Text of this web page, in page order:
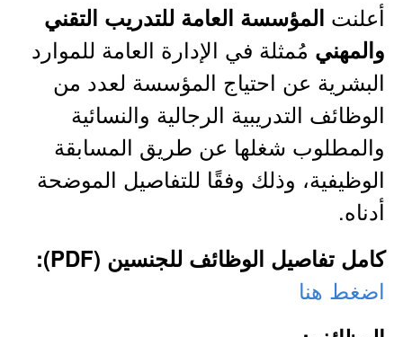
أعلنت المؤسسة العامة للتدريب التقني
والمهني مُمثلة في الإدارة العامة للموارد
البشرية عن احتياج المؤسسة لعدد من
الوظائف التدريبية الرجالية والنسائية
والمطلوب شغلها عن طريق المسابقة
الوظيفية، وذلك وفقًا للتفاصيل الموضحة
أدناه.
كامل تفاصيل الوظائف للجنسين (PDF):
اضغط هنا